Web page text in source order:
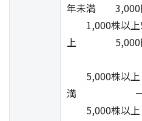
年未満 3,000
1,000株以
上 5,000円
5,000
満
5,000株